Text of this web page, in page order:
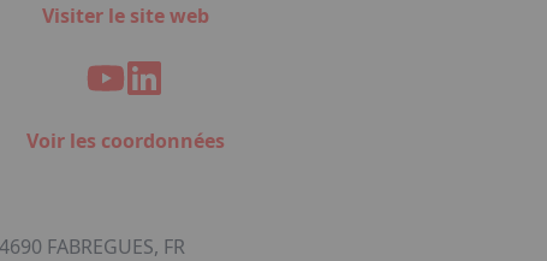
Visiter le site web
Voir les coordonnées
FABREGUES, FR